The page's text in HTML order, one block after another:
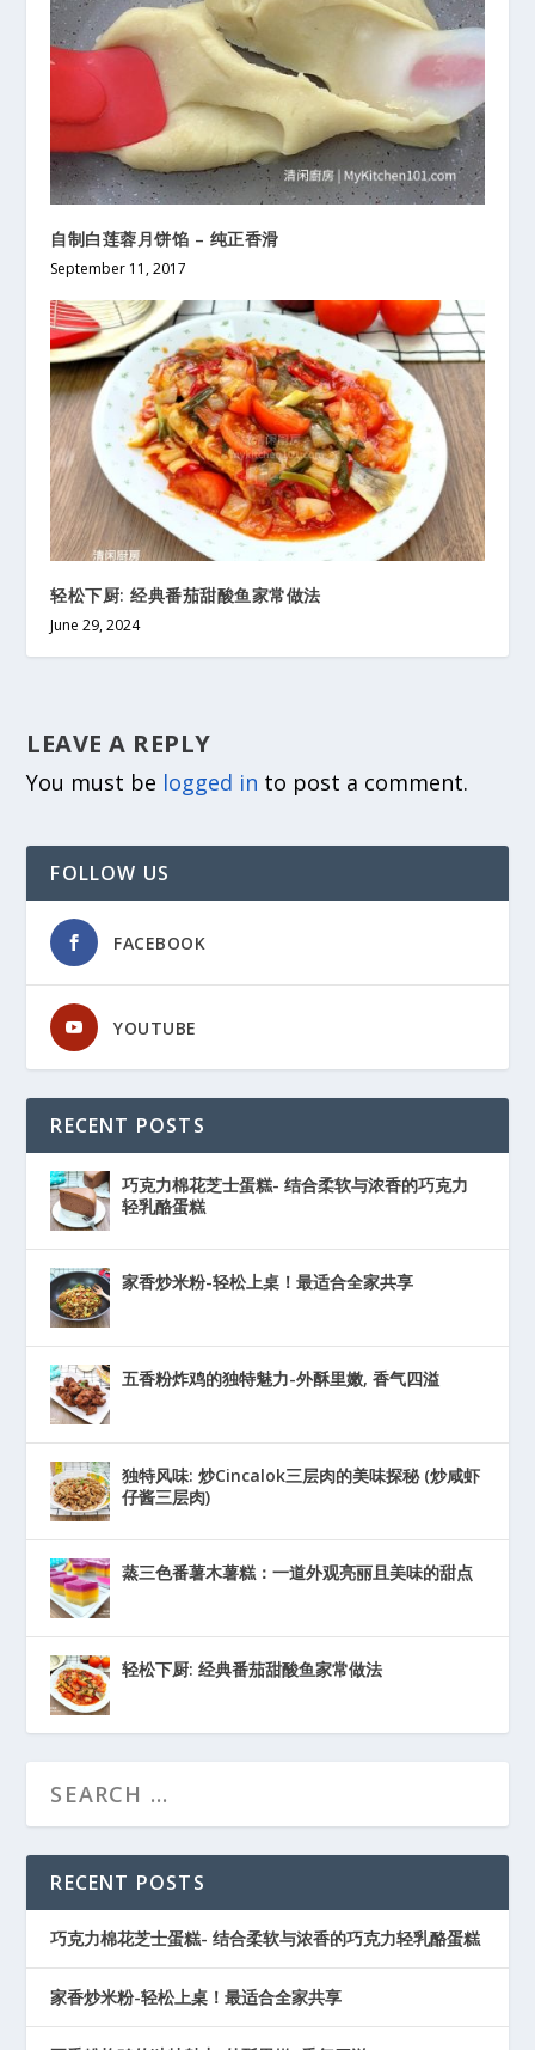
自制白莲蓉月饼馅 – 纯正香滑
September 11, 2017
轻松下厨: 经典番茄甜酸鱼家常做法
June 29, 2024
LEAVE A REPLY
You must be logged in to post a comment.
FOLLOW US
FACEBOOK
YOUTUBE
RECENT POSTS
巧克力棉花芝士蛋糕- 结合柔软与浓香的巧克力
轻乳酪蛋糕
家香炒米粉-轻松上桌！最适合全家共享
五香粉炸鸡的独特魅力-外酥里嫩, 香气四溢
独特风味: 炒Cincalok三层肉的美味探秘 (炒咸虾
仔酱三层肉)
蒸三色番薯木薯糕：一道外观亮丽且美味的甜点
轻松下厨: 经典番茄甜酸鱼家常做法
RECENT POSTS
巧克力棉花芝士蛋糕- 结合柔软与浓香的巧克力轻乳酪蛋糕
家香炒米粉-轻松上桌！最适合全家共享